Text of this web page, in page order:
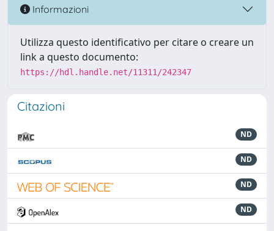
Informazioni
Utilizza questo identificativo per citare o creare un
link a questo documento:
https://hdl.handle.net/11311/242347
Citazioni
ND
ND
ND
ND